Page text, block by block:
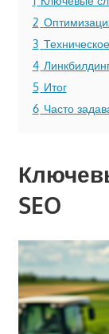
2
3
4
5 Итог
6 Часто
SEO